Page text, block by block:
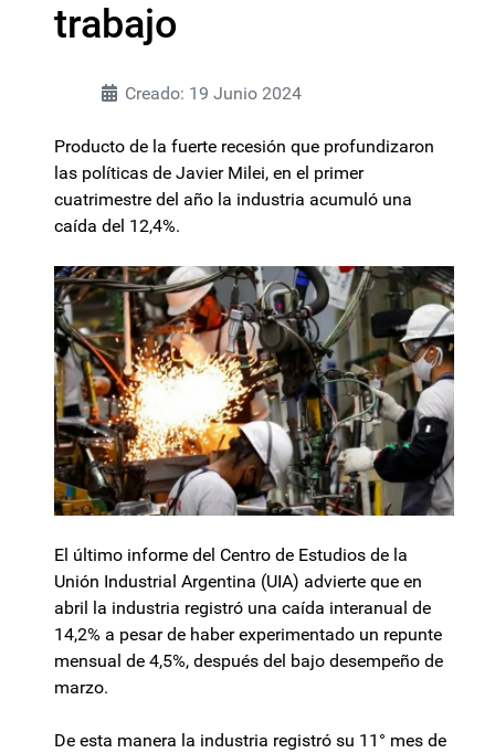
trabajo
Creado: 19 Junio 2024
Producto de la fuerte recesión que profundizaron
las políticas de Javier Milei, en el primer
cuatrimestre del año la industria acumuló una
caída del 12,4%.
El último informe del Centro de Estudios de la
Unión Industrial Argentina (UIA) advierte que en
abril la industria registró una caída interanual de
14,2% a pesar de haber experimentado un repunte
mensual de 4,5%, después del bajo desempeño de
marzo.
De esta manera la industria registró su 11° mes de